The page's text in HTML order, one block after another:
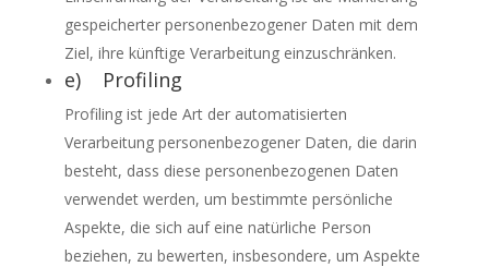
gespeicherter personenbezogener Daten mit dem
Ziel, ihre künftige Verarbeitung einzuschränken.
e) Profiling
Profiling ist jede Art der automatisierten
Verarbeitung personenbezogener Daten, die darin
besteht, dass diese personenbezogenen Daten
verwendet werden, um bestimmte persönliche
Aspekte, die sich auf eine natürliche Person
beziehen, zu bewerten, insbesondere, um Aspekte